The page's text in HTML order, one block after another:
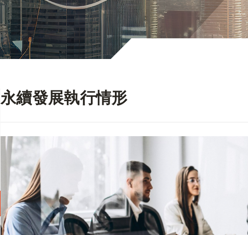
平縫機
特種機
其他
企業永續發展
永續發展執行情形